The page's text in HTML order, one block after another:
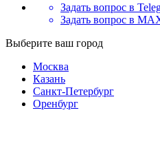
Задать вопрос в
Задать вопрос в
Выберите ваш город
Москва
Казань
Санкт-Петербург
Оренбург